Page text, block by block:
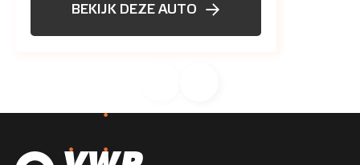
BEKIJK DEZE AUTO